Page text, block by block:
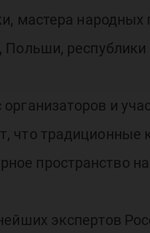
мастера
и
что
пространство
экспертов